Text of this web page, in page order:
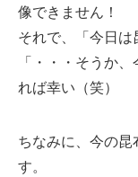
像できません！
それで、「今日は
「・・・そうか
れば幸い（笑）
ちなみに、今の
す。